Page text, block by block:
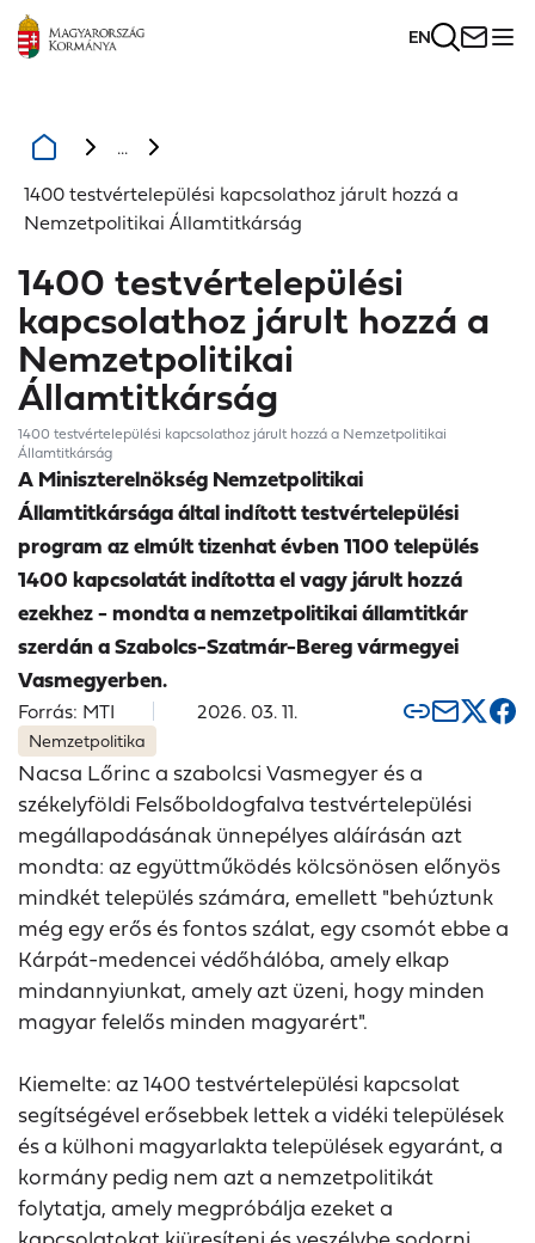
EN
...
1400 testvértelepülési kapcsolathoz járult hozzá a
Nemzetpolitikai Államtitkárság
1400 testvértelepülési
kapcsolathoz járult hozzá a
Nemzetpolitikai
Államtitkárság
1400 testvértelepülési kapcsolathoz járult hozzá a Nemzetpolitikai
Államtitkárság
A Miniszterelnökség Nemzetpolitikai
Államtitkársága által indított testvértelepülési
program az elmúlt tizenhat évben 1100 település
1400 kapcsolatát indította el vagy járult hozzá
ezekhez - mondta a nemzetpolitikai államtitkár
szerdán a Szabolcs-Szatmár-Bereg vármegyei
Vasmegyerben.
Forrás: MTI 2026. 03. 11.
Nemzetpolitika
Nacsa Lőrinc a szabolcsi Vasmegyer és a
székelyföldi Felsőboldogfalva testvértelepülési
megállapodásának ünnepélyes aláírásán azt
mondta: az együttműködés kölcsönösen előnyös
mindkét település számára, emellett "behúztunk
még egy erős és fontos szálat, egy csomót ebbe a
Kárpát-medencei védőhálóba, amely elkap
mindannyiunkat, amely azt üzeni, hogy minden
magyar felelős minden magyarért".
Kiemelte: az 1400 testvértelepülési kapcsolat
segítségével erősebbek lettek a vidéki települések
és a külhoni magyarlakta települések egyaránt, a
kormány pedig nem azt a nemzetpolitikát
folytatja, amely megpróbálja ezeket a